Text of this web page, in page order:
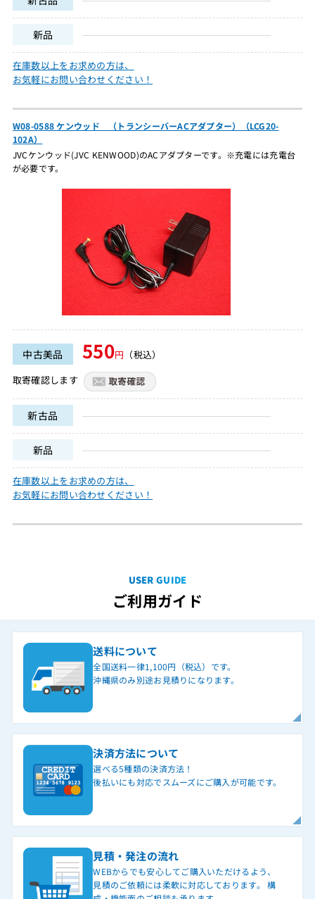
新品
在庫数以上をお求めの方は、
お気軽にお問い合わせください！
W08-0588 ケンウッド （トランシーバーACアダプター）（LCG20-
102A）
JVCケンウッド(JVC KENWOOD)のACアダプターです。※充電には充電台
が必要です。
中古美品 550円 （税込）
取寄確認します
新古品
新品
在庫数以上をお求めの方は、
お気軽にお問い合わせください！
USER GUIDE
ご利用ガイド
送料について
全国送料一律1,100円（税込）です。
沖縄県のみ別途お見積りになります。
決済方法について
選べる5種類の決済方法！
後払いにも対応でスムーズにご購入が可能です。
見積・発注の流れ
WEBからでも安心してご購入いただけるよう、
見積のご依頼には柔軟に対応しております。 構